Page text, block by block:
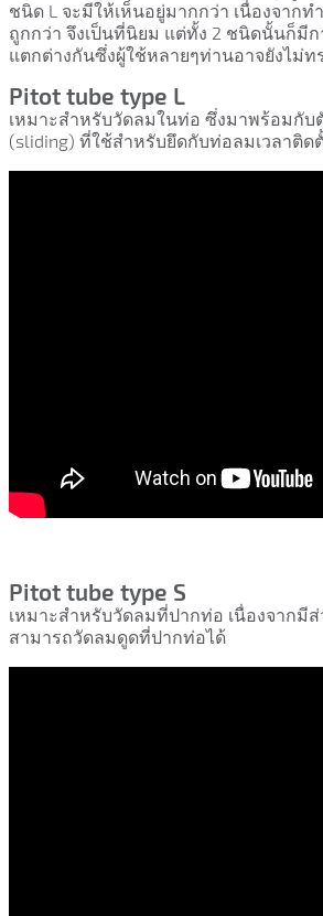
ชนิด L จะมีให้เห็นอยู่มากกว่า เนื่องจากท
ถูกกว่า จึงเป็นที่นิยม แต่ทั้ง 2 ชนิดนั้นก็มี
แตกต่างกันซึ่งผู้ใช้หลายๆท่านอาจยังไม่ท
Pitot tube type L
เหมาะสำหรับวัดลมในท่อ ซึ่งมาพร้อมกับ
(sliding) ที่ใช้สำหรับยึดกับท่อลมเวลาติด
Pitot tube type S
เหมาะสำหรับวัดลมที่ปากท่อ เนื่องจากมี
สามารถวัดลมดูดที่ปากท่อได้